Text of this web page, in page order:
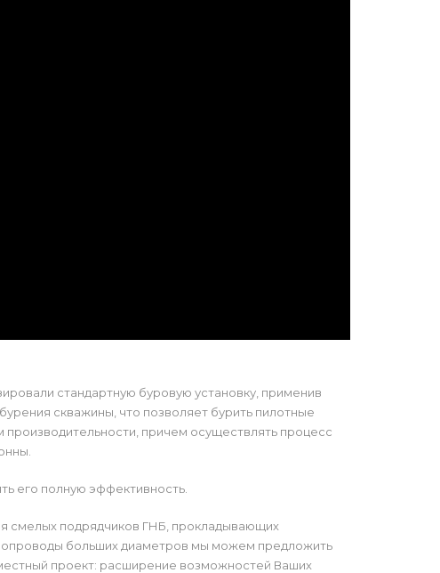
стандартную буровую установку, применив
скважины, что позволяет бурить пилотные
причем осуществлять процесс
его полную эффективность.
смелых подрядчиков ГНБ, прокладывающих
больших диаметров мы можем предложить
проект: расширение возможностей Ваших